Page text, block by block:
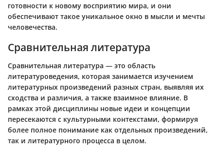
готовности к новому восприятию мира, и они
обеспечивают такое уникальное окно в мысли и мечты
человечества.
Сравнительная литература
Сравнительная литература — это область
литературоведения, которая занимается изучением
литературных произведений разных стран, выявляя их
сходства и различия, а также взаимное влияние. В
рамках этой дисциплины новые идеи и концепции
пересекаются с культурными контекстами, формируя
более полное понимание как отдельных произведений,
так и литературного процесса в целом.